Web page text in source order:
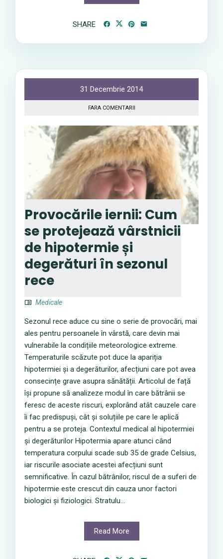
SHARE
31 Decembrie 2014
FARA COMENTARII
Provocările iernii: Cum
se protejează vârstnicii
de hipotermie și
degerături în sezonul
rece
Medicale
Sezonul rece aduce cu sine o serie de provocări, mai
ales pentru persoanele în vârstă, care devin mai
vulnerabile la condițiile meteorologice extreme.
Temperaturile scăzute pot duce la apariția
hipotermiei și a degerăturilor, afecțiuni care pot avea
consecințe grave asupra sănătății. Articolul de față
își propune să analizeze modul în care bătrânii se
feresc de aceste riscuri, explorând atât cauzele care
îi fac predispuși, cât și soluțiile pe care le aplică
pentru a se proteja. Contextul medical al hipotermiei
și degerăturilor Hipotermia apare atunci când
temperatura corpului scade sub 35 de grade Celsius,
iar riscurile asociate acestei afecțiuni sunt
semnificative. În cazul bătrânilor, riscul de a suferi de
hipotermie este crescut din cauza unor factori
biologici și fiziologici. Stratulu...
Read More